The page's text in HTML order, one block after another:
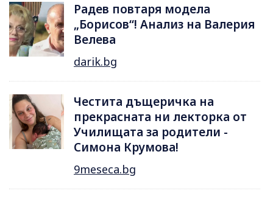
Радев повтаря модела
„Борисов“! Анализ на Валерия
Велева
darik.bg
Честита дъщеричка на
прекрасната ни лекторка от
Училищата за родители -
Симона Крумова!
9meseca.bg